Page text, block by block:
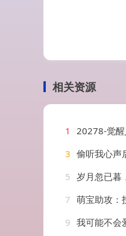
相关资源
1 20278-觉醒
3 偷听我心声
5 岁月忽已暮
7 萌宝助攻：拐
9 我可能不会